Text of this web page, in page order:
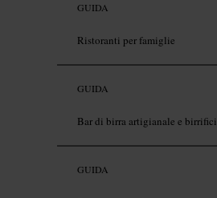
GUIDA
Ristoranti per famiglie
GUIDA
Bar di birra artigianale e birrifici
GUIDA